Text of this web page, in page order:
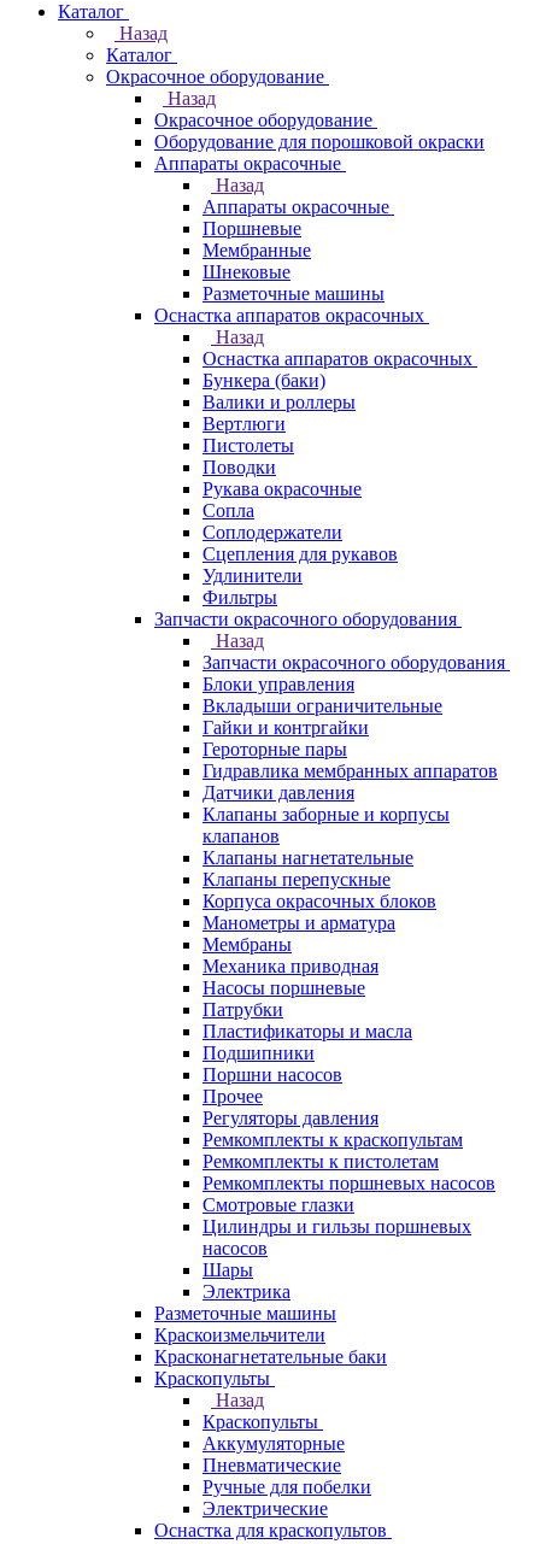
Каталог
Назад
Каталог
Окрасочное оборудование
Назад
Окрасочное оборудование
Оборудование для порошковой окраски
Аппараты окрасочные
Назад
Аппараты окрасочные
Поршневые
Мембранные
Шнековые
Разметочные машины
Оснастка аппаратов окрасочных
Назад
Оснастка аппаратов окрасочных
Бункера (баки)
Валики и роллеры
Вертлюги
Пистолеты
Поводки
Рукава окрасочные
Сопла
Соплодержатели
Сцепления для рукавов
Удлинители
Фильтры
Запчасти окрасочного оборудования
Назад
Запчасти окрасочного оборудования
Блоки управления
Вкладыши ограничительные
Гайки и контргайки
Героторные пары
Гидравлика мембранных аппаратов
Датчики давления
Клапаны заборные и корпусы
клапанов
Клапаны нагнетательные
Клапаны перепускные
Корпуса окрасочных блоков
Манометры и арматура
Мембраны
Механика приводная
Насосы поршневые
Патрубки
Пластификаторы и масла
Подшипники
Поршни насосов
Прочее
Регуляторы давления
Ремкомплекты к краскопультам
Ремкомплекты к пистолетам
Ремкомплекты поршневых насосов
Смотровые глазки
Цилиндры и гильзы поршневых
насосов
Шары
Электрика
Разметочные машины
Краскоизмельчители
Красконагнетательные баки
Краскопульты
Назад
Краскопульты
Аккумуляторные
Пневматические
Ручные для побелки
Электрические
Оснастка для краскопультов